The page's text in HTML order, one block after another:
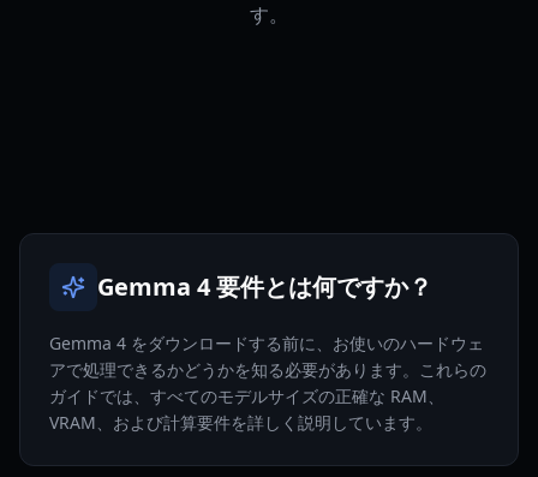
す。
Gemma 4 要件とは何ですか？
Gemma 4 をダウンロードする前に、お使いのハードウェ
アで処理できるかどうかを知る必要があります。これらの
ガイドでは、すべてのモデルサイズの正確な RAM、
VRAM、および計算要件を詳しく説明しています。